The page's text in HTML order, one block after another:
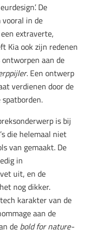
De
in de
extraverte,
Kia ook zijn redenen
aan de
. Een ontwerp
verdienen door de
is bij
die helemaal niet
van gemaakt. De
in
uit, en de
nog dikker.
karakter van de
aan de
de bold for nature-